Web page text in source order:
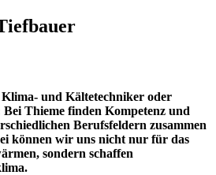
und Kältetechniker oder
Thieme finden Kompetenz und
Berufsfeldern zusammen
können wir uns nicht nur für das
sondern schaffen